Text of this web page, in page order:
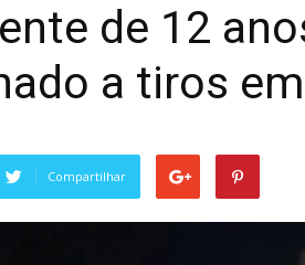
de 12
a tiros
Compartilhar